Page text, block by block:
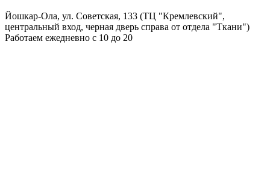
Йошкар-Ола, ул. Советская, 133 (ТЦ "Кремлевский",
центральный вход, черная дверь справа от отдела "Ткани")
Работаем ежедневно с 10 до 20